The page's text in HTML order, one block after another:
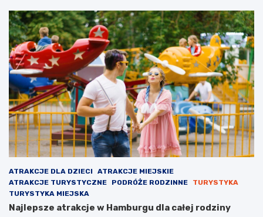
ATRAKCJE DLA DZIECI
ATRAKCJE MIEJSKIE
ATRAKCJE TURYSTYCZNE
PODRÓŻE RODZINNE
TURYSTYKA
TURYSTYKA MIEJSKA
Najlepsze atrakcje w Hamburgu dla całej rodziny